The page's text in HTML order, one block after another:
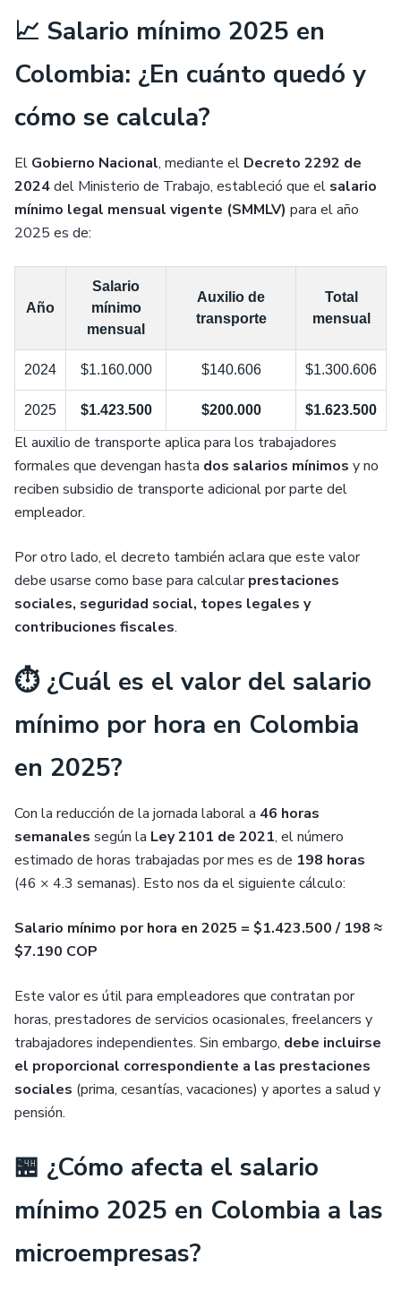
📈 Salario mínimo 2025 en
Colombia: ¿En cuánto quedó y
cómo se calcula?
El Gobierno Nacional, mediante el Decreto 2292 de
2024del Ministerio de Trabajo, estableció que el salario
mínimo legal mensual vigente (SMMLV) para el año
2025 es de:
Año
Salario
mínimo
mensual
Auxilio de
transporte
Total
mensual
2024 $1.160.000 $140.606 $1.300.606
2025 $1.423.500 $200.000 $1.623.500
El auxilio de transporte aplica para los trabajadores
formales que devengan hasta dos salarios mínimos y no
reciben subsidio de transporte adicional por parte del
empleador.
Por otro lado, el decreto también aclara que este valor
debe usarse como base para calcularprestaciones
sociales, seguridad social, topes legales y
contribuciones fiscales.
⏱️ ¿Cuál es el valor del salario
mínimo por hora en Colombia
en 2025?
Con la reducción de la jornada laboral a 46 horas
semanales según la Ley 2101 de 2021, el número
estimado de horas trabajadas por mes es de 198 horas
(46 × 4.3 semanas). Esto nos da el siguiente cálculo:
Salario mínimo por hora en 2025 = $1.423.500 / 198 ≈
$7.190 COP
Este valor es útil para empleadores que contratan por
horas, prestadores de servicios ocasionales, freelancers y
trabajadores independientes. Sin embargo, debe incluirse
el proporcional correspondiente a las prestaciones
sociales (prima, cesantías, vacaciones) y aportes a salud y
pensión.
🏪 ¿Cómo afecta el salario
mínimo 2025 en Colombia a las
microempresas?